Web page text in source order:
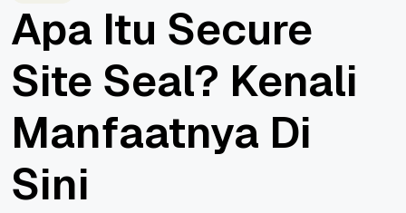
Apa Itu Secure
Site Seal? Kenali
Manfaatnya Di
Sini